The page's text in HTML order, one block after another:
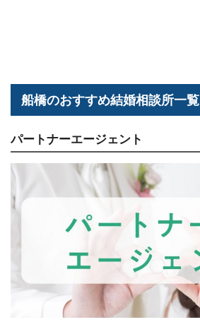
船橋のおすすめ結婚相談所一覧
パートナーエージェント